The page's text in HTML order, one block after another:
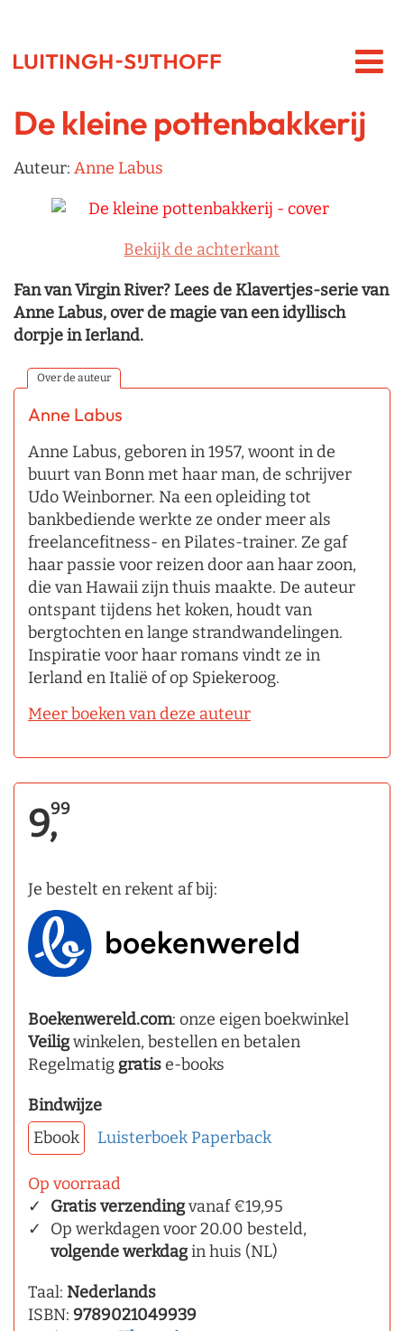
De kleine pottenbakkerij
Auteur: Anne Labus
Bekijk de achterkant
Fan van Virgin River? Lees de Klavertjes-serie van
Anne Labus, over de magie van een idyllisch
dorpje in Ierland.
Over de auteur
Anne Labus
Anne Labus, geboren in 1957, woont in de
buurt van Bonn met haar man, de schrijver
Udo Weinborner. Na een opleiding tot
bankbediende werkte ze onder meer als
freelancefitness- en Pilates-trainer. Ze gaf
haar passie voor reizen door aan haar zoon,
die van Hawaii zijn thuis maakte. De auteur
ontspant tijdens het koken, houdt van
bergtochten en lange strandwandelingen.
Inspiratie voor haar romans vindt ze in
Ierland en Italië of op Spiekeroog.
Meer boeken van deze auteur
9,99
Je bestelt en rekent af bij:
Boekenwereld.com: onze eigen boekwinkel
Veiligwinkelen, bestellen en betalen
Regelmatig gratise-books
Bindwijze
Ebook
Luisterboek Paperback
Op voorraad
Gratis verzendingvanaf €19,95
Op werkdagen voor 20.00 besteld,
volgende werkdagin huis (NL)
Taal: Nederlands
ISBN: 9789021049939